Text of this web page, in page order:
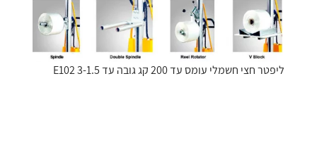
ליפטר חצי חשמלי עומס עד 200 קג גובה עד 1.5-E102 3